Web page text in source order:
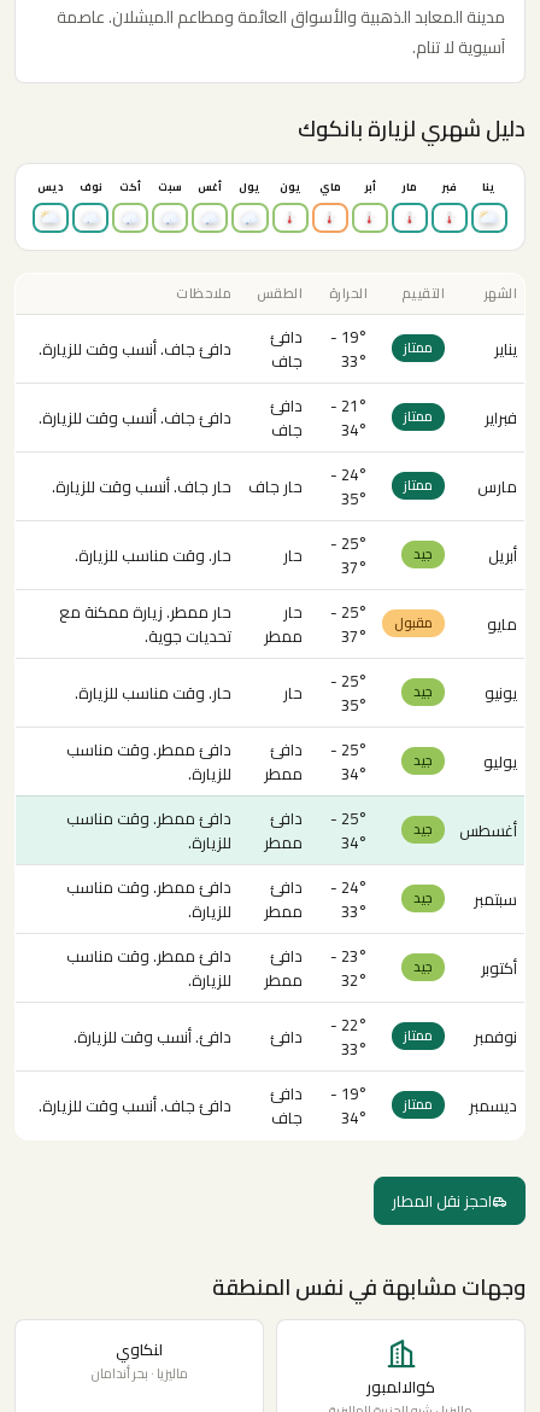
مدينة المعابد الذهبية والأسواق العائمة ومطاعم الميشلان. عاصمة
آسيوية لا تنام.
دليل شهري لزيارة بانكوك
ينا فبر مار أبر ماي يون يول أغس سبت أكت نوف ديس
الشهر التقييم الحرارة الطقس ملاحظات
يناير ممتاز
19° -
33°
دافئ
جاف
دافئ جاف. أنسب وقت للزيارة.
فبراير ممتاز
21° -
34°
دافئ
جاف
دافئ جاف. أنسب وقت للزيارة.
مارس ممتاز
24° -
35°
حار جاف حار جاف. أنسب وقت للزيارة.
أبريل جيد
25° -
37°
حار حار. وقت مناسب للزيارة.
مايو مقبول
25° -
37°
حار
ممطر
حار ممطر. زيارة ممكنة مع
تحديات جوية.
يونيو
جيد
25° -
35°
حار حار. وقت مناسب للزيارة.
يوليو جيد
25° -
34°
دافئ
ممطر
دافئ ممطر. وقت مناسب
للزيارة.
أغسطس
جيد
25° -
34°
دافئ
ممطر
دافئ ممطر. وقت مناسب
للزيارة.
سبتمبر
جيد
24° -
33°
دافئ
ممطر
دافئ ممطر. وقت مناسب
للزيارة.
أكتوبر
جيد
23° -
32°
دافئ
ممطر
دافئ ممطر. وقت مناسب
للزيارة.
نوفمبر
ممتاز
22° -
33°
دافئ دافئ. أنسب وقت للزيارة.
ديسمبر ممتاز
19° -
34°
دافئ
جاف
دافئ جاف. أنسب وقت للزيارة.
احجز نقل المطار
وجهات مشابهة في نفس المنطقة
كوالالمبور
لنكاوي
ماليزيا · بحر أندامان